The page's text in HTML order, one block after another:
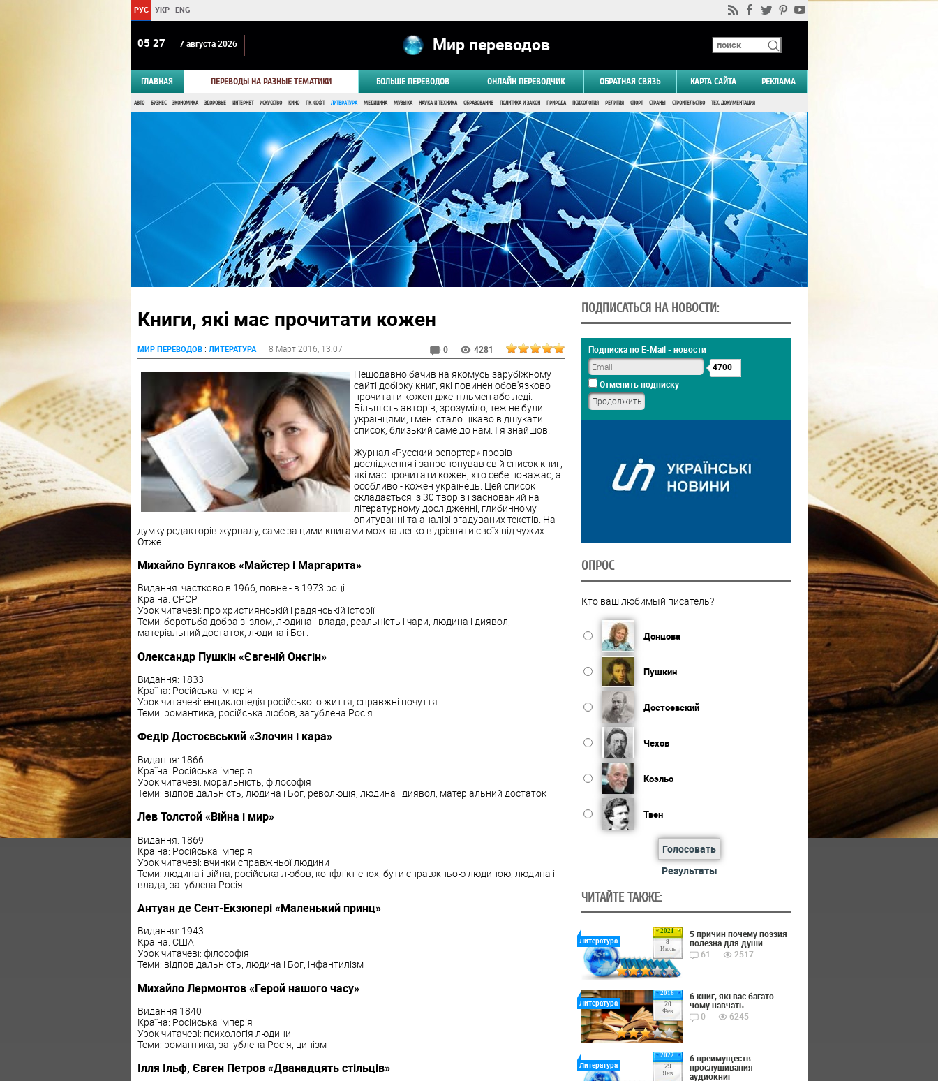
РУС УКР ENG
05:27 7 августа 2026 Мир переводов
ГЛАВНАЯ ПЕРЕВОДЫ НА РАЗНЫЕ ТЕМАТИКИ БОЛЬШЕ ПЕРЕВОДОВ ОНЛАЙН ПЕРЕВОДЧИК ОБРАТНАЯ СВЯЗЬ КАРТА САЙТА РЕКЛАМА
АВТО БИЗНЕС ЭКОНОМИКА ЗДОРОВЬЕ ИНТЕРНЕТ ИСКУССТВО КИНО ПК, СОФТ ЛИТЕРАТУРА МЕДИЦИНА МУЗЫКА НАУКА И ТЕХНИКА ОБРАЗОВАНИЕ ПОЛИТИКА И ЗАКОН ПРИРОДА ПСИХОЛОГИЯ РЕЛИГИЯ СПОРТ СТРАНЫ СТРОИТЕЛЬСТВО ТЕХ. ДОКУМЕНТАЦИЯ
Книги, які має прочитати кожен
МИР ПЕРЕВОДОВ: ЛИТЕРАТУРА 8 Март 2016 , 13:07 0 4281
Нещодавно бачив на якомусь зарубіжному
сайті добірку книг, які повинен обов'язково
прочитати кожен джентльмен або леді.
Більшість авторів, зрозуміло, теж не були
українцями, і мені стало цікаво відшукати
список, близький саме до нам. І я знайшов!
Журнал «Русский репортер» провів
дослідження і запропонував свій список книг,
які має прочитати кожен, хто себе поважає, а
особливо - кожен українець. Цей список
складається із 30 творів і заснований на
літературному дослідженні, глибинному
опитуванні та аналізі згадуваних текстів. На
думку редакторів журналу, саме за цими книгами можна легко відрізняти своїх від чужих...
Отже:
Михайло Булгаков «Майстер і Маргарита»
Видання: частково в 1966, повне - в 1973 році
Країна: СРСР
Урок читачеві: про християнській і радянській історії
Теми: боротьба добра зі злом, людина і влада, реальність і чари, людина і диявол,
матеріальний достаток, людина і Бог.
Олександр Пушкін «Євгеній Онєгін»
Видання: 1833
Країна: Російська імперія
Урок читачеві: енциклопедія російського життя, справжні почуття
Теми: романтика, російська любов, загублена Росія
Федір Достоєвський «Злочин і кара»
Видання: 1866
Країна: Російська імперія
Урок читачеві: моральність, філософія
Теми: відповідальність, людина і Бог, революція, людина і диявол, матеріальний достаток
Лев Толстой «Війна і мир»
Видання: 1869
Країна: Російська імперія
Урок читачеві: вчинки справжньої людини
Теми: людина і війна, російська любов, конфлікт епох, бути справжньою людиною, людина і
влада, загублена Росія
Антуан де Сент-Екзюпері «Маленький принц»
Видання: 1943
Країна: США
Урок читачеві: філософія
Теми: відповідальність, людина і Бог, інфантилізм
Михайло Лермонтов «Герой нашого часу»
Видання 1840
Країна: Російська імперія
Урок читачеві: психологія людини
Теми: романтика, загублена Росія, цинізм
Ілля Ільф, Євген Петров «Дванадцять стільців»
ПОДПИСАТЬСЯ НА НОВОСТИ:
Подписка по E-Mail - новости
4700
Отменить подписку
ОПРОС
Кто ваш любимый писатель?
Донцова
Пушкин
Достоевский
Чехов
Коэльо
Твен
Голосовать
Результаты
ЧИТАЙТЕ ТАКЖЕ:
2021
8
Июль
Литература
5 причин почему поэзия
полезна для души
61
2517
2016
20
Фев
Литература
6 книг, які вас багато
чому навчать
0
6245
2022
29
Янв
Литература
6 преимуществ
прослушивания
аудиокниг